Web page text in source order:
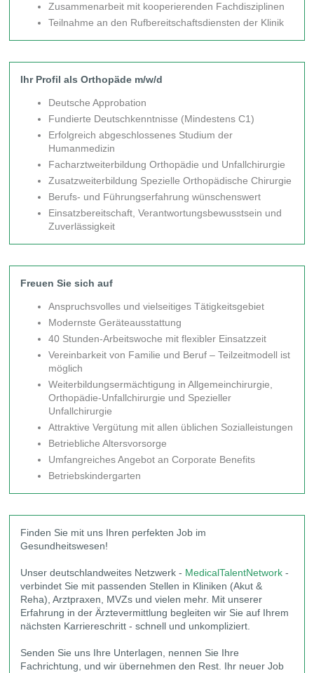
Zusammenarbeit mit kooperierenden Fachdisziplinen
Teilnahme an den Rufbereitschaftsdiensten der Klinik
Ihr Profil als Orthopäde m/w/d
Deutsche Approbation
Fundierte Deutschkenntnisse (Mindestens C1)
Erfolgreich abgeschlossenes Studium der
Humanmedizin
Facharztweiterbildung Orthopädie und Unfallchirurgie
Zusatzweiterbildung Spezielle Orthopädische Chirurgie
Berufs- und Führungserfahrung wünschenswert
Einsatzbereitschaft, Verantwortungsbewusstsein und
Zuverlässigkeit
Freuen Sie sich auf
Anspruchsvolles und vielseitiges Tätigkeitsgebiet
Modernste Geräteausstattung
40 Stunden-Arbeitswoche mit flexibler Einsatzzeit
Vereinbarkeit von Familie und Beruf – Teilzeitmodell ist
möglich
Weiterbildungsermächtigung in Allgemeinchirurgie,
Orthopädie-Unfallchirurgie und Spezieller
Unfallchirurgie
Attraktive Vergütung mit allen üblichen Sozialleistungen
Betriebliche Altersvorsorge
Umfangreiches Angebot an Corporate Benefits
Betriebskindergarten
Finden Sie mit uns Ihren perfekten Job im
Gesundheitswesen!
Unser deutschlandweites Netzwerk - MedicalTalentNetwork -
verbindet Sie mit passenden Stellen in Kliniken (Akut &
Reha), Arztpraxen, MVZs und vielen mehr. Mit unserer
Erfahrung in der Ärztevermittlung begleiten wir Sie auf Ihrem
nächsten Karriereschritt - schnell und unkompliziert.
Senden Sie uns Ihre Unterlagen, nennen Sie Ihre
Fachrichtung, und wir übernehmen den Rest. Ihr neuer Job